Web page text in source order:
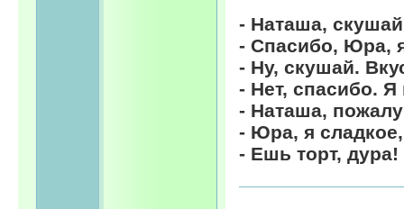
- Наташа, скушай
- Спасибо, Юра,
- Ну, скушай.
- Нет, спасибо.
- Наташа,
- Юра, я
- Ешь торт,